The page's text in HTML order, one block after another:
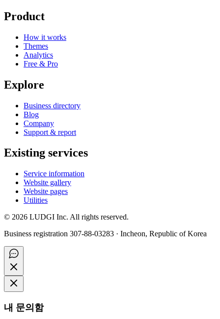
Product
How it works
Themes
Analytics
Free & Pro
Explore
Business directory
Blog
Company
Support & report
Existing services
Service information
Website gallery
Website pages
Utilities
© 2026 LUDGI Inc. All rights reserved.
Business registration 307-88-03283 · Incheon, Republic of Korea
내 문의함